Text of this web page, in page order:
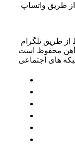
از طریق واتساپ
از طریق تلگرام
محفوظ است
های اجتماعی